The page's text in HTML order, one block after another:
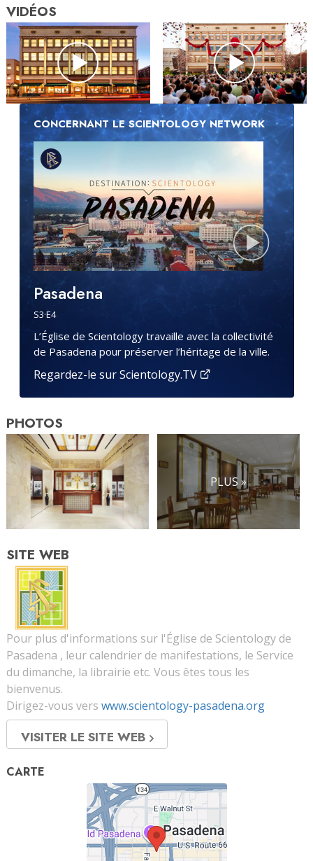
VIDÉOS
CONCERNANT LE SCIENTOLOGY NETWORK
Pasadena
S3·E4
L’Église de Scientology travaille avec la collectivité
de Pasadena pour préserver l’héritage de la ville.
Regardez-le sur Scientology.TV
PHOTOS
PLUS »
SITE WEB
Pour plus d'informations sur l'Église de Scientology de
Pasadena , leur calendrier de manifestations, le Service
du dimanche, la librairie etc. Vous êtes tous les
bienvenus.
Dirigez-vous vers www.scientology-pasadena.org
VISITER LE SITE WEB
CARTE